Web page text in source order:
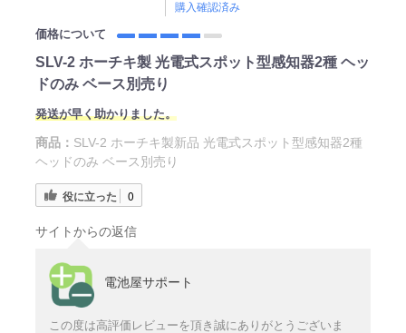
購入確認済み
価格について
SLV-2 ホーチキ製 光電式スポット型感知器2種 ヘッ
ドのみ ベース別売り
発送が早く助かりました。
商品： SLV-2 ホーチキ製新品 光電式スポット型感知器2種
ヘッドのみ ベース別売り
役に立った 0
サイトからの返信
電池屋サポート
この度は高評価レビューを頂き誠にありがとうございま